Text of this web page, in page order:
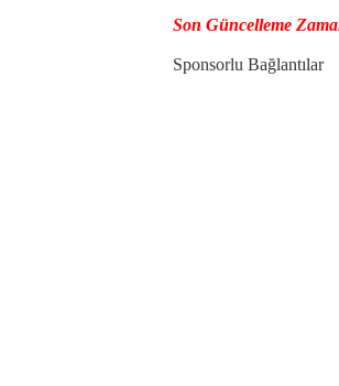
Son Güncelleme
Sponsorlu Bağlantılar